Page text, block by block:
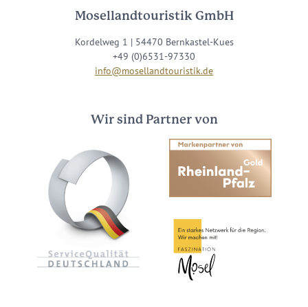
Mosellandtouristik GmbH
Kordelweg 1 | 54470 Bernkastel-Kues
+49 (0)6531-97330
info@mosellandtouristik.de
Wir sind Partner von